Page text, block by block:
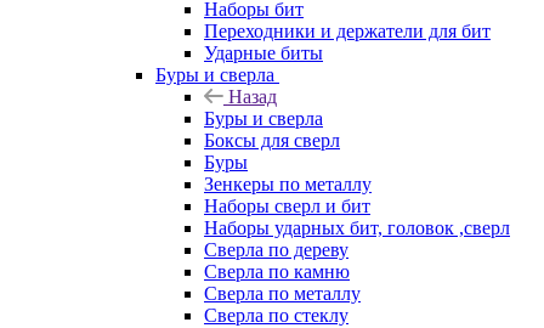
Наборы бит
Переходники и держатели для бит
Ударные биты
Буры и сверла
Назад
Буры и сверла
Боксы для сверл
Буры
Зенкеры по металлу
Наборы сверл и бит
Наборы ударных бит, головок ,сверл
Сверла по дереву
Сверла по камню
Сверла по металлу
Сверла по стеклу